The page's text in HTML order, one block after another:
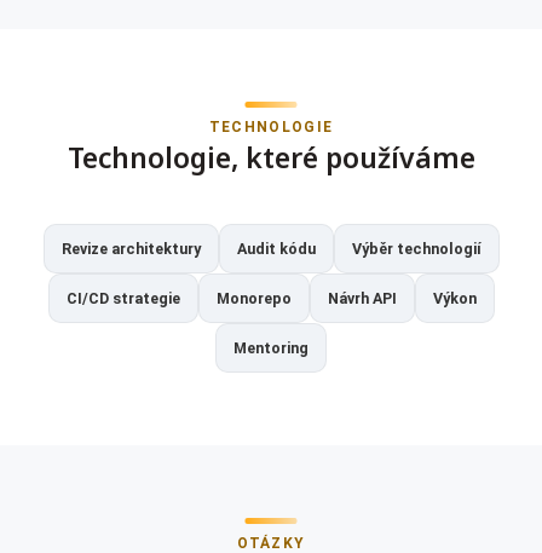
TECHNOLOGIE
Technologie, které používáme
Revize architektury Audit kódu Výběr technologií
CI/CD strategie Monorepo Návrh API Výkon
Mentoring
OTÁZKY